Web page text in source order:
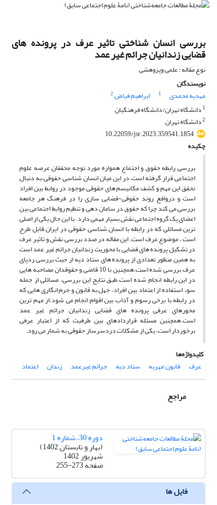
بررسی انسان شناختی تاثیر عرف در پرونده های
قضایی زندانیان جرائم غیر عمد
نوع مقاله : علمی وپزوهشی
نویسندگان
مهدیه محمدی
1 ابراهیم فیاض2
1 دانشگاه تهران/دانشگاه فرهنگیان
2دانشگاه تهران
10.22059/jsr.2023.359541.1854
چکیده
بررسی رابطه حقوق و اجتماع همواره مورد توجه محققان عرصه علوم
اجتماعی قرار گرفته است.در این میان انسان شناسی حقوقی،به دنبال
تحقق این مهم و کشف مکانیسم های حقوقی موجود در روابط بین افراد
است و درواقع روند حقوقی-قضایی سازی را در فرهنگ هر جامعه
بررسی می کند چرا که حقوق در سامان دهی و تنظیم روابط اجتماعی بین
اعضای یک گروه اجتماعی نقش بسیار مهمی دارد. با این حال یکی از اصلی
ترین مسائلی که در رابطه با انسان شناسی حقوقی در ایران قابل طرح
است ، موضوع عرف است. این مقاله در صدد بررسی نقش و تاثیر عرف
در تشکیل پرونده های قضایی با محوریت زندانیان جرائم غیر عمد است
به همین منظور تعدادی از پرونده های ستاد دیه از حیث بررسی ردپای
عرف بررسی شده است،همچنین با 10 قاضی و حقوقدان مصاحبه هایی
در این رابطه انجام شده است.طبق نتایج این بررسی، مسائلی از جمله
سوء استفاده از اعتماد بین افراد، جهل به قانون و جرم انگاری هایی که
در رابطه با برخی رسوم و آداب بین اقوام انجام می شود،از مهم ترین
محورهای عرفی پرونده های قضایی زندانیان جرائم غیر عمد
است.همچنین مسئله قراردادهای بین طرفیت که از اعتبار عرفی
برخوردار است، یکی از مشکلات دردسرساز حقوقی به شمار می رود.
کلیدواژه‌ها
عرف
قانون؛مهریه ستاد دیه جرائم غیرعمد زندان اعتماد
مراجع
دوره 30، شماره 1
(بهار و تابستان 1402)
شهریور 1402
صفحه255-273
فایل ها